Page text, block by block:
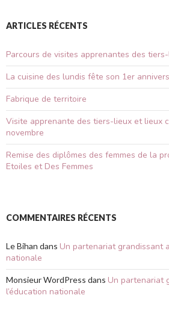
ARTICLES RÉCENTS
Parcours de visites apprenantes des
La cuisine des lundis fête son 1er
Fabrique de territoire
Visite apprenante des tiers-lieux et lieux
novembre
Remise des diplômes des femmes de la
Etoiles et Des Femmes
COMMENTAIRES RÉCENTS
Le Bihan dans Un partenariat grandissant
nationale
Monsieur WordPress dans Un partenariat
l’éducation nationale